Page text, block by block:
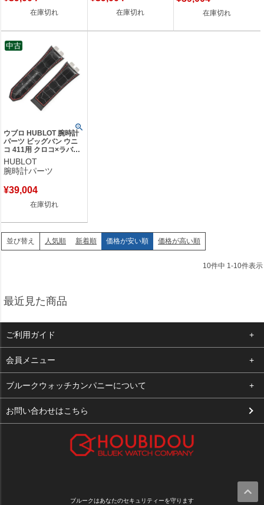
在庫切れ 在庫切れ 在庫切れ
ウブロ HUBLOT 腕時計
パーツ ビッグバン ウニ
コ 411用 クロコ×ラバー
バンド クロコダイル ラ
バー ブラック 純正 替え
ベルト ストラップ
古】
HUBLOT
腕時計パーツ
¥39,004
在庫切れ
中古
並び替え 人気順 新着順 価格が安い順 価格が高い順
10件中 1-10件表示
最近見た商品
ご利用ガイド
よくある質問
支払い・送料
お客様の声
会員メニュー
ログイン
お気に入り
ブルークウォッチカンパニーについて
会社概要
お問い合わせはこちら
ブルークはあなたのセキュリティーを守ります